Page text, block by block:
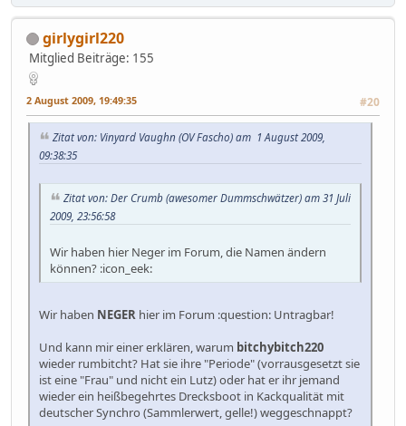
girlygirl220
Mitglied Beiträge: 155
2 August 2009, 19:49:35 #20
Zitat von: Vinyard Vaughn (OV Fascho) am 1 August 2009,
09:38:35
Zitat von: Der Crumb (awesomer Dummschwätzer) am 31 Juli
2009, 23:56:58
Wir haben hier Neger im Forum, die Namen ändern
können? :icon_eek:
Wir haben NEGER hier im Forum :question: Untragbar!
Und kann mir einer erklären, warum bitchybitch220
wieder rumbitcht? Hat sie ihre "Periode" (vorrausgesetzt sie
ist eine "Frau" und nicht ein Lutz) oder hat er ihr jemand
wieder ein heißbegehrtes Drecksboot in Kackqualität mit
deutscher Synchro (Sammlerwert, gelle!) weggeschnappt?